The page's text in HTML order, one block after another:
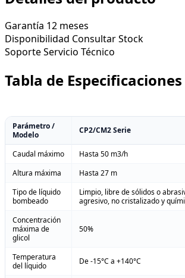
Garantía 12 meses
Disponibilidad Consultar Stock
SoporteServicio Técnico
Tabla de Especificaciones
Parámetro /
Modelo
CP2/CM2 Serie
Caudal máximo
Hasta 50 m3/h
Altura máxima
Hasta 27 m
Tipo de líquido
bombeado
Limpio, libre de sólidos o
agresivo, no cristalizado y
Concentración
máxima de
glicol
50%
Temperatura
del líquido
De -15°C a +140°C